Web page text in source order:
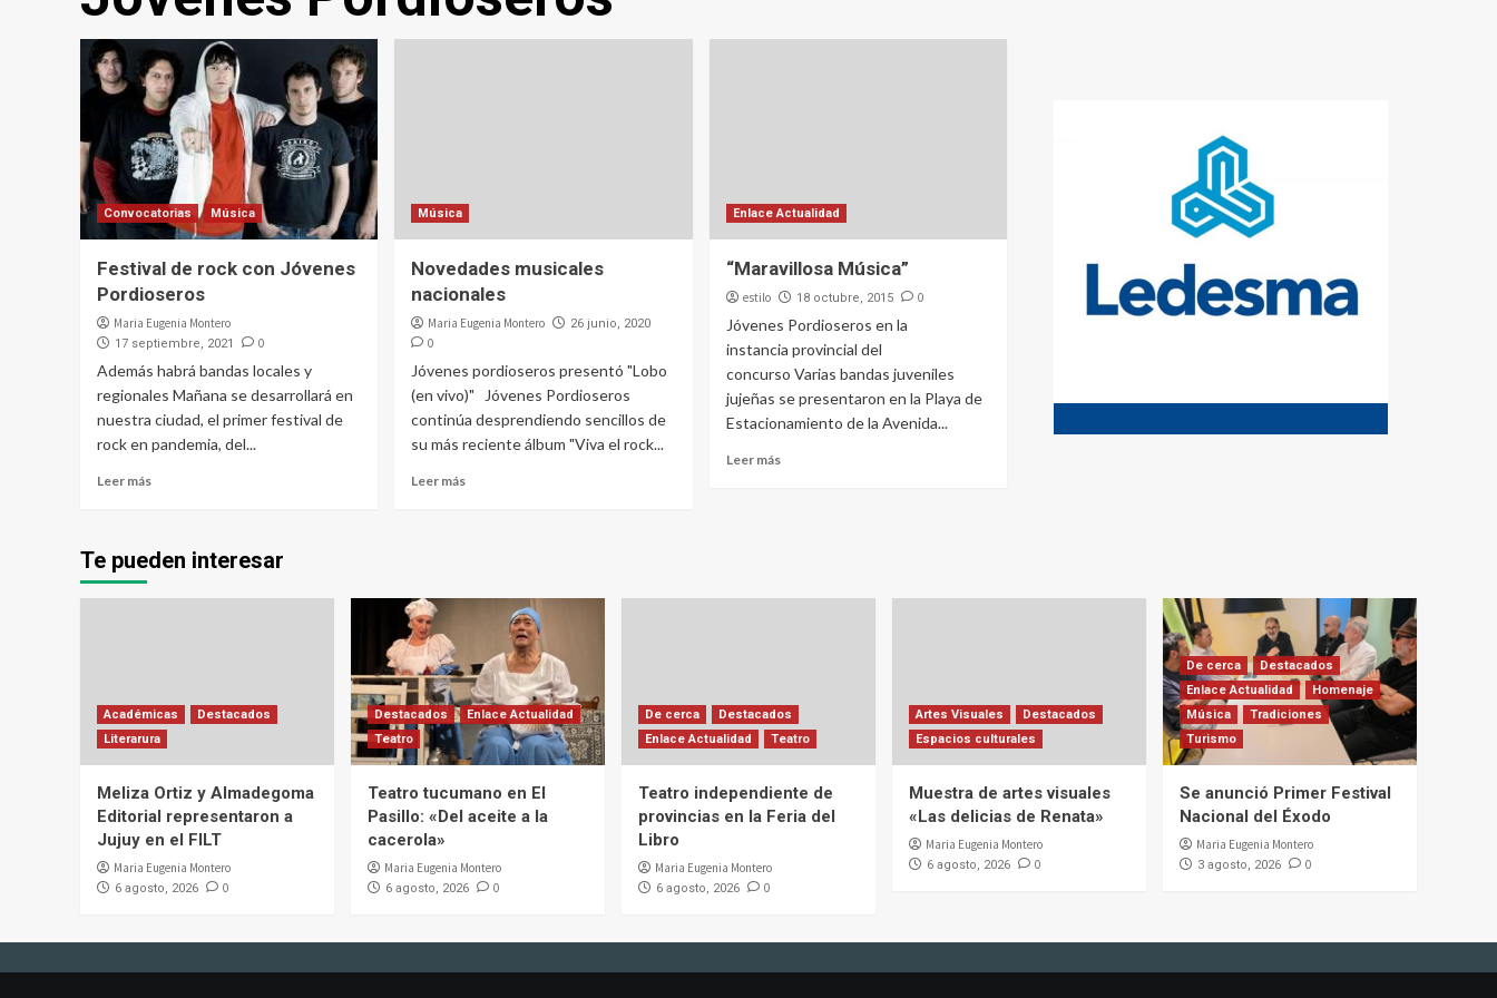
Convocatorias Música
Festival de rock con Jóvenes
Pordioseros
Maria Eugenia Montero
17 septiembre, 2021 0
Además habrá bandas locales y
regionales Mañana se desarrollará en
nuestra ciudad, el primer festival de
rock en pandemia, del...
Leer más
Música
Novedades musicales
nacionales
Maria Eugenia Montero 26 junio, 2020
0
Jóvenes pordioseros presentó "Lobo
(en vivo)" Jóvenes Pordioseros
continúa desprendiendo sencillos de
su más reciente álbum "Viva el rock...
Leer más
Enlace Actualidad
“Maravillosa Música”
estilo 18 octubre, 2015 0
Jóvenes Pordioseros en la
instancia provincial del
concurso Varias bandas juveniles
jujeñas se presentaron en la Playa de
Estacionamiento de la Avenida...
Leer más
Te pueden interesar
Académicas
Destacados
Literarura
Meliza Ortiz y Almadegoma
Editorial representaron a
Jujuy en el FILT
Maria Eugenia Montero
6 agosto, 2026 0
Destacados
Enlace Actualidad
Teatro
Teatro tucumano en El
Pasillo: «Del aceite a la
cacerola»
Maria Eugenia Montero
6 agosto, 2026 0
De cerca
Destacados
Enlace Actualidad
Teatro
Teatro independiente de
provincias en la Feria del
Libro
Maria Eugenia Montero
6 agosto, 2026 0
Artes Visuales
Destacados
Espacios culturales
Muestra de artes visuales
«Las delicias de Renata»
Maria Eugenia Montero
6 agosto, 2026 0
De cerca
Destacados
Enlace Actualidad
Homenaje
Música
Tradiciones
Turismo
Se anunció Primer Festival
Nacional del Éxodo
Maria Eugenia Montero
3 agosto, 2026 0